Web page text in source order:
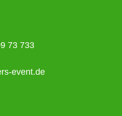
73 733
event.de